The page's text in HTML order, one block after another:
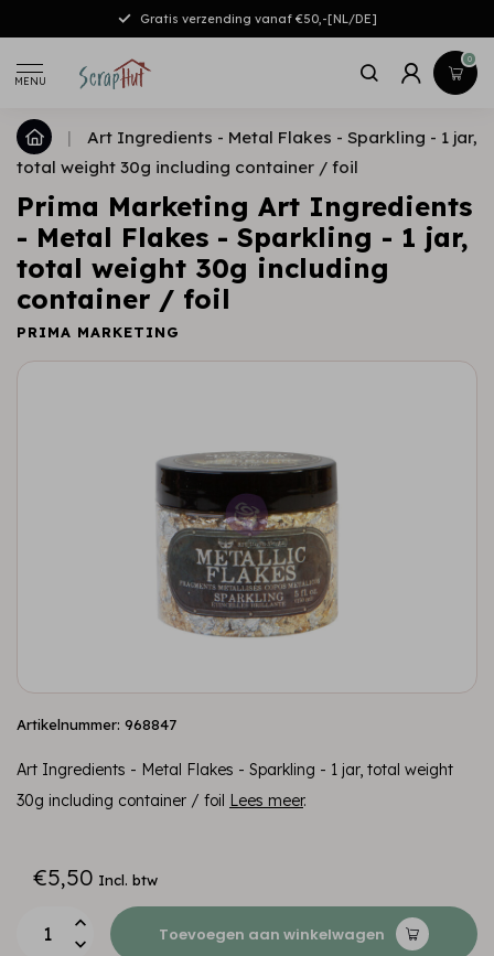
Gratis verzending vanaf €50,-[NL/DE]
MENU
0
|
Art Ingredients - Metal Flakes - Sparkling - 1 jar,
total weight 30g including container / foil
Prima Marketing Art Ingredients
- Metal Flakes - Sparkling - 1 jar,
total weight 30g including
container / foil
PRIMA MARKETING
Artikelnummer: 968847
Art Ingredients - Metal Flakes - Sparkling - 1 jar, total weight
30g including container / foil Lees meer.
€5,50 Incl. btw
Toevoegen aan winkelwagen